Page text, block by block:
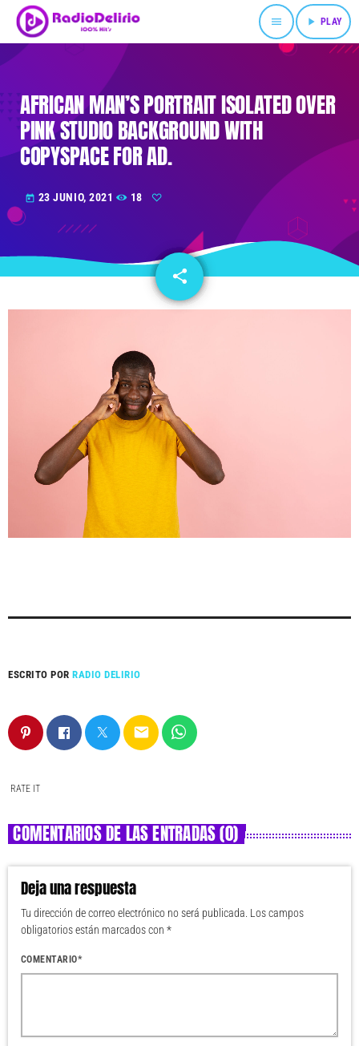
menu play_arrow PLAY
AFRICAN MAN’S PORTRAIT ISOLATED OVER
PINK STUDIO BACKGROUND WITH
COPYSPACE FOR AD.
today 23 JUNIO, 2021 18
share
email
ESCRITO PORRADIO DELIRIO
email
RATE IT
COMENTARIOS DE LAS ENTRADAS (0)
Deja una respuesta
Tu dirección de correo electrónico no será publicada. Los campos
obligatorios están marcados con *
COMENTARIO*